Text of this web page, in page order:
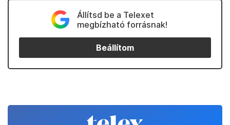
Állítsd be a Telexet
megbízható forrásnak!
Beállítom